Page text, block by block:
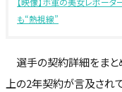
も“熱視線”
選手の契約詳細をまと
上の2年契約が言及され